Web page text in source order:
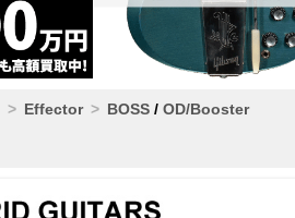
Effector BOSS / OD/Booster